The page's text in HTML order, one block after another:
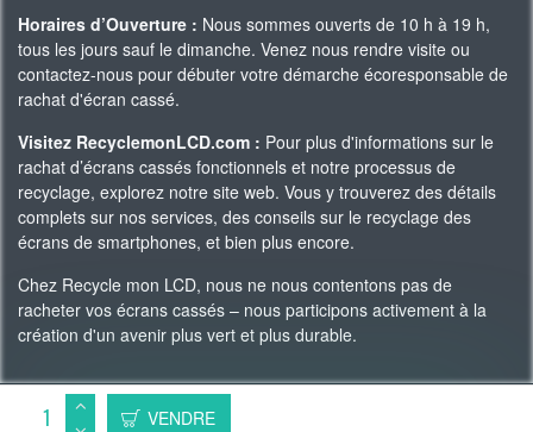
VENDRE
Horaires d’Ouverture : Nous sommes ouverts de 10 h à 19 h,
tous les jours sauf le dimanche. Venez nous rendre visite ou
contactez-nous pour débuter votre démarche écoresponsable de
rachat d'écran cassé.
Visitez RecyclemonLCD.com : Pour plus d'informations sur le
rachat d’écrans cassés fonctionnels et notre processus de
recyclage, explorez notre site web. Vous y trouverez des détails
complets sur nos services, des conseils sur le recyclage des
écrans de smartphones, et bien plus encore.
Chez Recycle mon LCD, nous ne nous contentons pas de
racheter vos écrans cassés – nous participons activement à la
création d'un avenir plus vert et plus durable.
Copyright 2023 © Recycle Mon LCD -